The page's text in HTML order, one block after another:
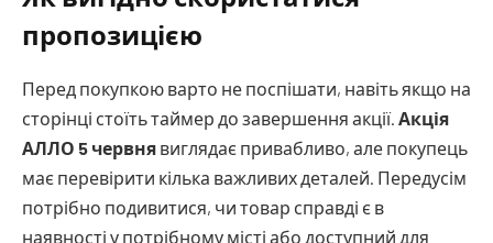
пропозицією
Перед покупкою варто не поспішати, навіть якщо на
сторінці стоїть таймер до завершення акції. Акція
АЛЛО 5 червня виглядає привабливо, але покупець
має перевірити кілька важливих деталей. Передусім
потрібно подивитися, чи товар справді є в
наявності у потрібному місті або доступний для